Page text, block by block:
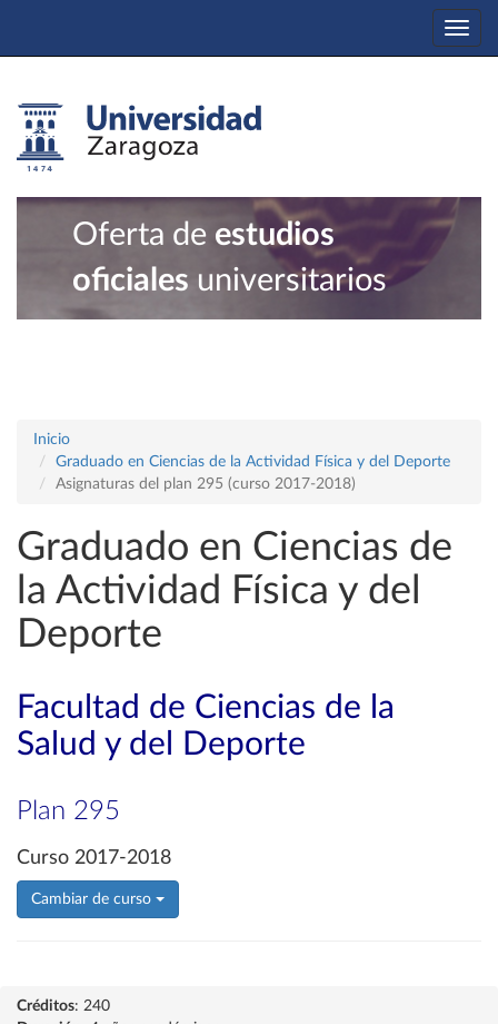
Oferta de estudios
oficiales universitarios
Inicio
Graduado en Ciencias de la Actividad Física y del Deporte
Asignaturas del plan 295 (curso 2017-2018)
Graduado en Ciencias de
la Actividad Física y del
Deporte
Facultad de Ciencias de la
Salud y del Deporte
Plan 295
Curso 2017-2018
Cambiar de curso
Créditos: 240